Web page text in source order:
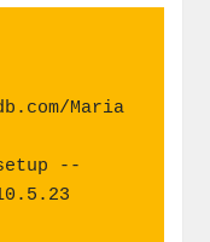
Maria
--